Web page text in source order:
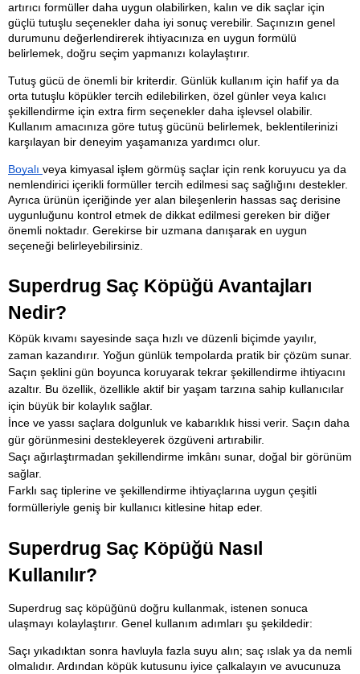
artırıcı formüller daha uygun olabilirken, kalın ve dik saçlar için
güçlü tutuşlu seçenekler daha iyi sonuç verebilir. Saçınızın genel
durumunu değerlendirerek ihtiyacınıza en uygun formülü
belirlemek, doğru seçim yapmanızı kolaylaştırır.
Tutuş gücü de önemli bir kriterdir. Günlük kullanım için hafif ya da
orta tutuşlu köpükler tercih edilebilirken, özel günler veya kalıcı
şekillendirme için extra firm seçenekler daha işlevsel olabilir.
Kullanım amacınıza göre tutuş gücünü belirlemek, beklentilerinizi
karşılayan bir deneyim yaşamanıza yardımcı olur.
Boyalı veya kimyasal işlem görmüş saçlar için renk koruyucu ya da
nemlendirici içerikli formüller tercih edilmesi saç sağlığını destekler.
Ayrıca ürünün içeriğinde yer alan bileşenlerin hassas saç derisine
uygunluğunu kontrol etmek de dikkat edilmesi gereken bir diğer
önemli noktadır. Gerekirse bir uzmana danışarak en uygun
seçeneği belirleyebilirsiniz.
Superdrug Saç Köpüğü Avantajları
Nedir?
Köpük kıvamı sayesinde saça hızlı ve düzenli biçimde yayılır,
zaman kazandırır. Yoğun günlük tempolarda pratik bir çözüm sunar.
Saçın şeklini gün boyunca koruyarak tekrar şekillendirme ihtiyacını
azaltır. Bu özellik, özellikle aktif bir yaşam tarzına sahip kullanıcılar
için büyük bir kolaylık sağlar.
İnce ve yassı saçlara dolgunluk ve kabarıklık hissi verir. Saçın daha
gür görünmesini destekleyerek özgüveni artırabilir.
Saçı ağırlaştırmadan şekillendirme imkânı sunar, doğal bir görünüm
sağlar.
Farklı saç tiplerine ve şekillendirme ihtiyaçlarına uygun çeşitli
formülleriyle geniş bir kullanıcı kitlesine hitap eder.
Superdrug Saç Köpüğü Nasıl
Kullanılır?
Superdrug saç köpüğünü doğru kullanmak, istenen sonuca
ulaşmayı kolaylaştırır. Genel kullanım adımları şu şekildedir:
Saçı yıkadıktan sonra havluyla fazla suyu alın; saç ıslak ya da nemli
olmalıdır. Ardından köpük kutusunu iyice çalkalayın ve avucunuza